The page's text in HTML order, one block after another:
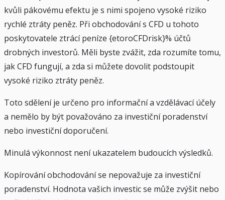
kvůli pákovému efektu je s nimi spojeno vysoké riziko
rychlé ztráty peněz. Při obchodování s CFD u tohoto
poskytovatele ztrácí peníze {etoroCFDrisk}% účtů
drobných investorů. Měli byste zvážit, zda rozumíte tomu,
jak CFD fungují, a zda si můžete dovolit podstoupit
vysoké riziko ztráty peněz.
Toto sdělení je určeno pro informační a vzdělávací účely
a nemělo by být považováno za investiční poradenství
nebo investiční doporučení.
Minulá výkonnost není ukazatelem budoucích výsledků.
Kopírování obchodování se nepovažuje za investiční
poradenství. Hodnota vašich investic se může zvýšit nebo